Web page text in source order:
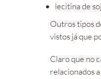
lecitina de
Outros tipos
vistos já que
Claro que no
relacionados